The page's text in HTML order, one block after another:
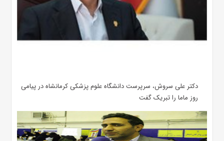
دکتر علی سروش، سرپرست دانشگاه علوم پزشکی کرمانشاه در پیامی
روز ماما را تبریک گفت